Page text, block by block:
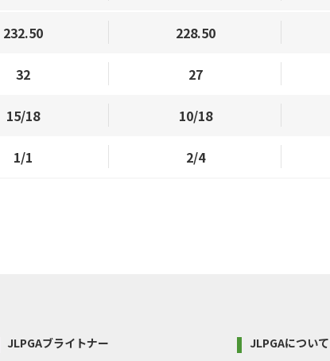
232.50 228.50
32 27
15/18 10/18
1/1 2/4
JLPGAブライトナー
JLPGAについて